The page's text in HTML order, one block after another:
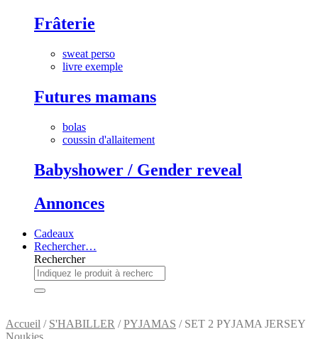
Frâterie
sweat perso
livre exemple
Futures mamans
bolas
coussin d'allaitement
Babyshower / Gender reveal
Annonces
Cadeaux
Rechercher…
Rechercher
Accueil / S'HABILLER /PYJAMAS / SET 2 PYJAMA JERSEY
Noukies